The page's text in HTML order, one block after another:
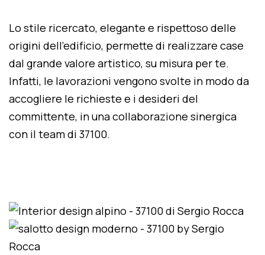
Lo stile ricercato, elegante e rispettoso delle
origini dell'edificio, permette di realizzare case
dal grande valore artistico, su misura per te.
Infatti, le lavorazioni vengono svolte in modo da
accogliere le richieste e i desideri del
committente, in una collaborazione sinergica
con il team di 37100.